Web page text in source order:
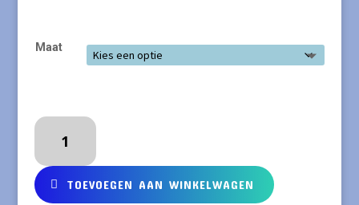
Maat
Coq
Pâte
Legging
van
TOEVOEGEN AAN WINKELWAGEN